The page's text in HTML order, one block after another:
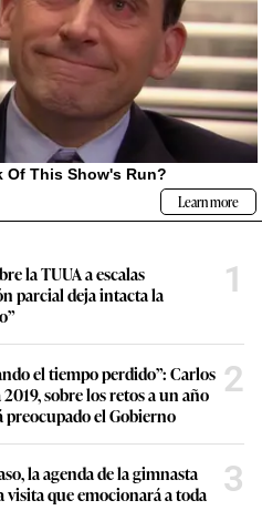
la TUUA a escalas
parcial deja intacta la
1
el tiempo perdido”: Carlos
sobre los retos a un año
preocupado el Gobierno
2
la agenda de la gimnasta
que emocionará a toda
3